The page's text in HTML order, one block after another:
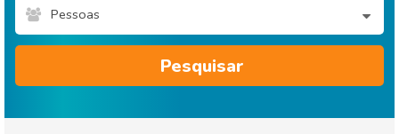
Pessoas
Pesquisar